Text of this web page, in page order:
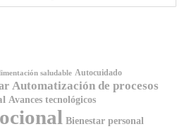
saludable Autocuidado
Automatización de procesos
Avances tecnológicos
Bienestar personal